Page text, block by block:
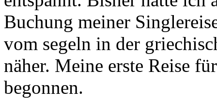
Buchung meiner
vom segeln in der
näher. Meine erste Reise
begonnen.